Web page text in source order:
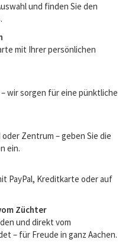
und finden Sie den
mit Ihrer persönlichen
wir sorgen für eine pünktliche
Zentrum – geben Sie die
ein.
PayPal, Kreditkarte oder auf
Züchter
und direkt vom
– für Freude in ganz Aachen.